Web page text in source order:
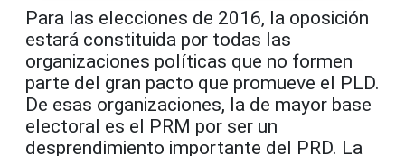
Para las elecciones de 2016, la oposición
estará constituida por todas las
organizaciones políticas que no formen
parte del gran pacto que promueve el PLD.
De esas organizaciones, la de mayor base
electoral es el PRM por ser un
desprendimiento importante del PRD. La